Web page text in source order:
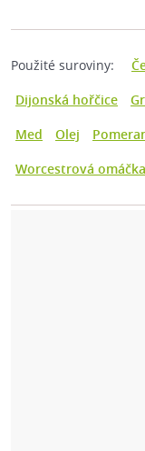
Použité suroviny:
Dijonská hořčice
Med
Olej
Worcestrová omáčka